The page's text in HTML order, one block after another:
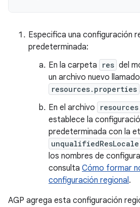
Especifica una configuración
predeterminada:
En la carpeta
res del
un archivo nuevo llamado
resources.properties
En el archivo
establece la
predeterminada con la
unqualifiedResLocale
los nombres de
consulta Cómo formar
configuración regional.
AGP agrega esta configuración